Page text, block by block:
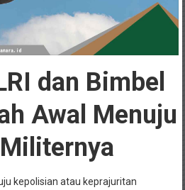
dan Bimbel
Awal Menuju
kepolisian atau keprajuritan